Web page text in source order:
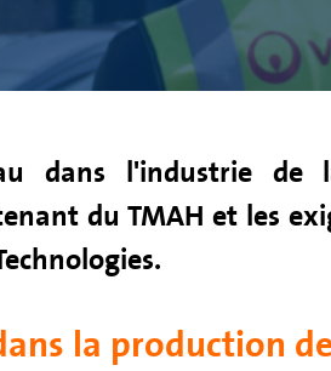
dans l'industrie de
du TMAH et les
la production